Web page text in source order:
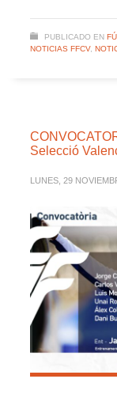
PUBLICADO EN
NOTICIAS FFCV,
Selecció
LUNES, 29